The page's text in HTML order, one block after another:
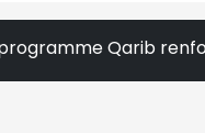
Qarib